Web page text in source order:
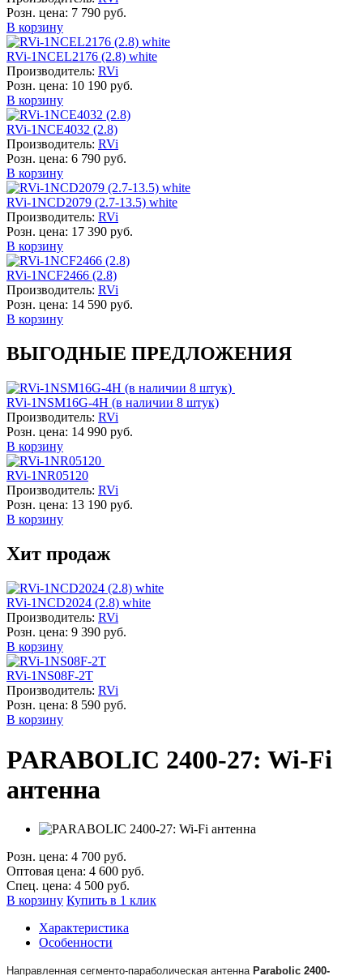
Розн. цена: 7 790 руб.
В корзину
RVi-1NCEL2176 (2.8) white
Производитель: RVi
Розн. цена: 10 190 руб.
В корзину
RVi-1NCE4032 (2.8)
Производитель: RVi
Розн. цена: 6 790 руб.
В корзину
RVi-1NCD2079 (2.7-13.5) white
Производитель: RVi
Розн. цена: 17 390 руб.
В корзину
RVi-1NCF2466 (2.8)
Производитель: RVi
Розн. цена: 14 590 руб.
В корзину
ВЫГОДНЫЕ ПРЕДЛОЖЕНИЯ
RVi-1NSM16G-4H (в наличии 8 штук)
Производитель: RVi
Розн. цена: 14 990 руб.
В корзину
RVi-1NR05120
Производитель: RVi
Розн. цена: 13 190 руб.
В корзину
Хит продаж
RVi-1NCD2024 (2.8) white
Производитель: RVi
Розн. цена: 9 390 руб.
В корзину
RVi-1NS08F-2T
Производитель: RVi
Розн. цена: 8 590 руб.
В корзину
PARABOLIC 2400-27: Wi-Fi
антенна
Розн. цена: 4 700 руб.
Оптовая цена: 4 600 руб.
Спец. цена: 4 500 руб.
В корзину Купить в 1 клик
Характеристика
Особенности
Направленная сегменто-параболическая антенна Parabolic 2400-